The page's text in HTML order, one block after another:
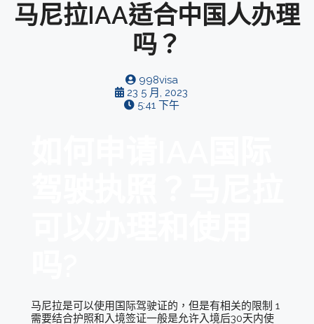
马尼拉IAA适合中国人办理
吗？
998visa
23 5 月, 2023
5:41 下午
马尼拉是可以使用国际驾驶证的，但是有相关的限制 1
需要结合护照和入境签证一般是允许入境后30天内使